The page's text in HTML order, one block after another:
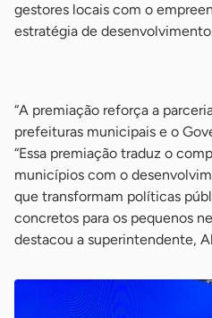
gestores locais com o
estratégia de
“A premiação reforça a
prefeituras municipais e o
“Essa premiação traduz o
municípios com o
que transformam políticas
concretos para os pequenos
destacou a superintendente,